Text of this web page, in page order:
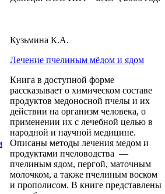
Кузьмина К.А.
Лечение пчелиным мёдом и ядом
Книга в доступной форме
рассказывает о химическом составе
продуктов медоносной пчелы и их
действии на организм человека, о
применении их с лечебной целью в
народной и научной медицине.
Описаны методы лечения медом и
продуктами пчеловодства —
пчелиным ядом, пергой, маточным
молочком, а также пчелиным воском
и прополисом. В книге представлены